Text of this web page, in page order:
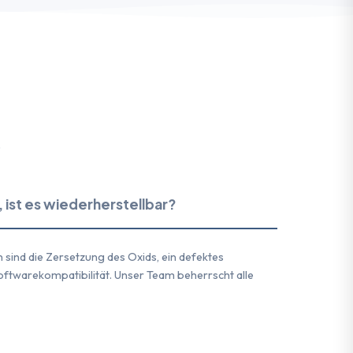
ist es wiederherstellbar?
die Zersetzung des Oxids, ein defektes
Unser Team beherrscht alle